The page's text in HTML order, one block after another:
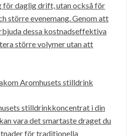
daglig drift, utan också för
större evenemang. Genom att
dessa kostnadseffektiva
större volymer utan att
Aromhusets stilldrink
stilldrinkkoncentrat i din
vara det smartaste draget du
för traditionella